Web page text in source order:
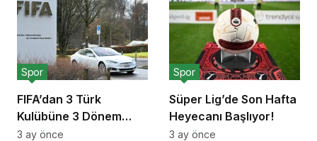
FIFA’dan 3 Türk
Kulübüne 3 Dönem
Transfer Yasağı!
Spor
3 ay önce
Süper Lig’de Son Hafta
Heyecanı Başlıyor!
Spor
3 ay önce